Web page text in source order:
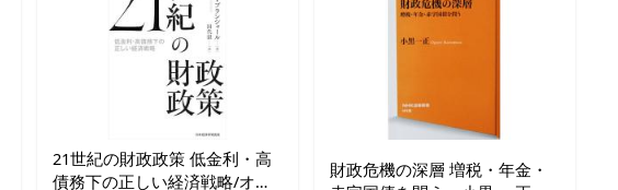
21世紀の財政政策 低金利・高
債務下の正しい経済戦略/オリ
財政危機の深層 増税・年金・